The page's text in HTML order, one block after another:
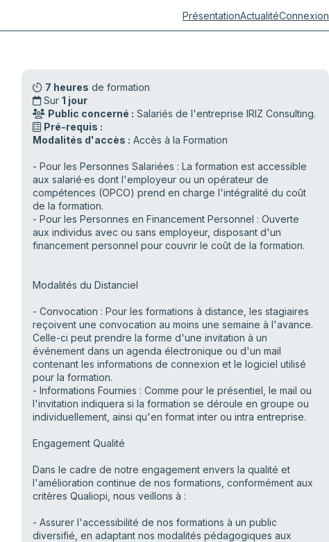
PrésentationActualitéConnexion
7 heures de formation
Sur1 jour
Public concerné : Salariés de l'entreprise IRIZ Consulting.
Pré-requis :
Modalités d'accès : Accès à la Formation
- Pour les Personnes Salariées : La formation est accessible
aux salarié·es dont l'employeur ou un opérateur de
compétences (OPCO) prend en charge l'intégralité du coût
de la formation.
- Pour les Personnes en Financement Personnel : Ouverte
aux individus avec ou sans employeur, disposant d'un
financement personnel pour couvrir le coût de la formation.
Modalités du Distanciel
- Convocation : Pour les formations à distance, les stagiaires
reçoivent une convocation au moins une semaine à l'avance.
Celle-ci peut prendre la forme d'une invitation à un
événement dans un agenda électronique ou d'un mail
contenant les informations de connexion et le logiciel utilisé
pour la formation.
- Informations Fournies : Comme pour le présentiel, le mail ou
l'invitation indiquera si la formation se déroule en groupe ou
individuellement, ainsi qu'en format inter ou intra entreprise.
Engagement Qualité
Dans le cadre de notre engagement envers la qualité et
l'amélioration continue de nos formations, conformément aux
critères Qualiopi, nous veillons à :
- Assurer l'accessibilité de nos formations à un public
diversifié, en adaptant nos modalités pédagogiques aux